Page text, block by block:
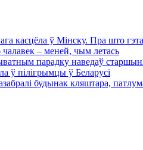
касцёла ў Мінску. Пра што
– меней, чым летась
парадку наведаў
ў пілігрымцы ў Беларусі
будынак кляштара,